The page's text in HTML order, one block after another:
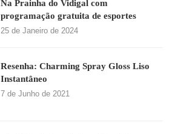
Na Prainha do Vidigal com
programação gratuita de esportes
25 de Janeiro de 2024
Resenha: Charming Spray Gloss Liso
Instantâneo
7 de Junho de 2021